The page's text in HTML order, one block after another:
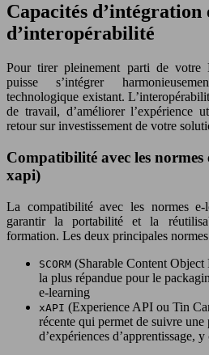
Capacités d’intégration
d’interopérabilité
Pour tirer pleinement parti de
puisse s’intégrer
technologique existant.
de travail, d’améliorer l’expérience
retour sur investissement de votre
Compatibilité avec les
xapi)
La compatibilité avec les normes e-
garantir la portabilité et la
formation. Les deux principales
SCORM (Sharable Content
la plus répandue pour le
e-learning
xAPI (Experience API ou Tin
récente qui permet de suivre une
d’expériences d’apprentissage,